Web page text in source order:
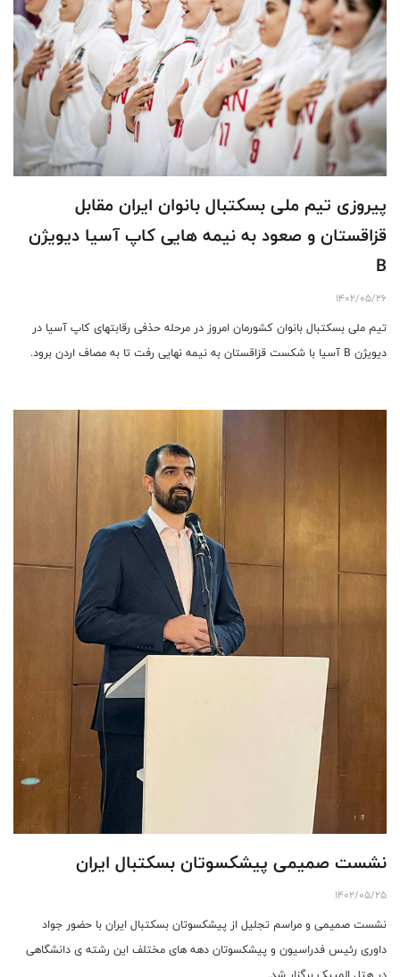
پیروزی تیم ملی بسکتبال بانوان ایران مقابل
قزاقستان و صعود به نیمه هایی کاپ آسیا دیویژن
B
1402/05/26
تیم ملی بسکتبال بانوان کشورمان امروز در مرحله حذفی رقابتهای کاپ آسیا در
دیویژن B آسیا با شکست قزاقستان به نیمه نهایی رفت تا به مصاف اردن برود.
نشست صمیمی پیشکسوتان بسکتبال ایران
1402/05/25
نشست صمیمی و مراسم تجلیل از پیشکسوتان بسکتبال ایران با حضور جواد
داوری رئیس فدراسیون و پیشکسوتان دهه های مختلف این رشته ی دانشگاهی